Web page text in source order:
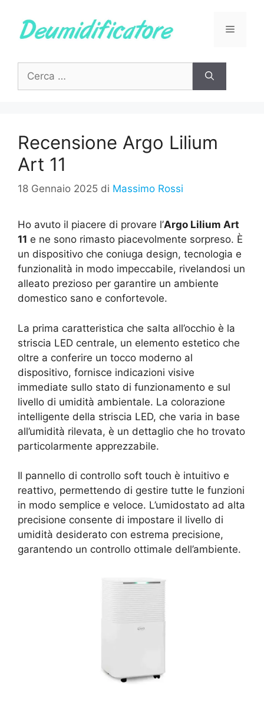
contenuto
Menu
per:
Recensione Argo Lilium
Art 11
18 Gennaio 2025 di Massimo Rossi
Ho avuto il piacere di provare l’Argo Lilium Art
11 e ne sono rimasto piacevolmente sorpreso. È
un dispositivo che coniuga design, tecnologia e
funzionalità in modo impeccabile, rivelandosi un
alleato prezioso per garantire un ambiente
domestico sano e confortevole.
La prima caratteristica che salta all’occhio è la
striscia LED centrale, un elemento estetico che
oltre a conferire un tocco moderno al
dispositivo, fornisce indicazioni visive
immediate sullo stato di funzionamento e sul
livello di umidità ambientale. La colorazione
intelligente della striscia LED, che varia in base
all’umidità rilevata, è un dettaglio che ho trovato
particolarmente apprezzabile.
Il pannello di controllo soft touch è intuitivo e
reattivo, permettendo di gestire tutte le funzioni
in modo semplice e veloce. L’umidostato ad alta
precisione consente di impostare il livello di
umidità desiderato con estrema precisione,
garantendo un controllo ottimale dell’ambiente.